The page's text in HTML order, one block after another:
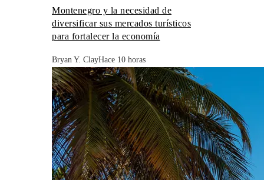
Montenegro y la necesidad de
diversificar sus mercados turísticos
para fortalecer la economía
Bryan Y. ClayHace 10 horas